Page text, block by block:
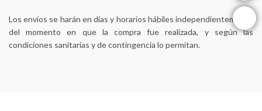
Los envíos se harán en días y horarios hábiles independientemente
del momento en que la compra fue realizada, y según las
condiciones sanitarias y de contingencia lo permitan.